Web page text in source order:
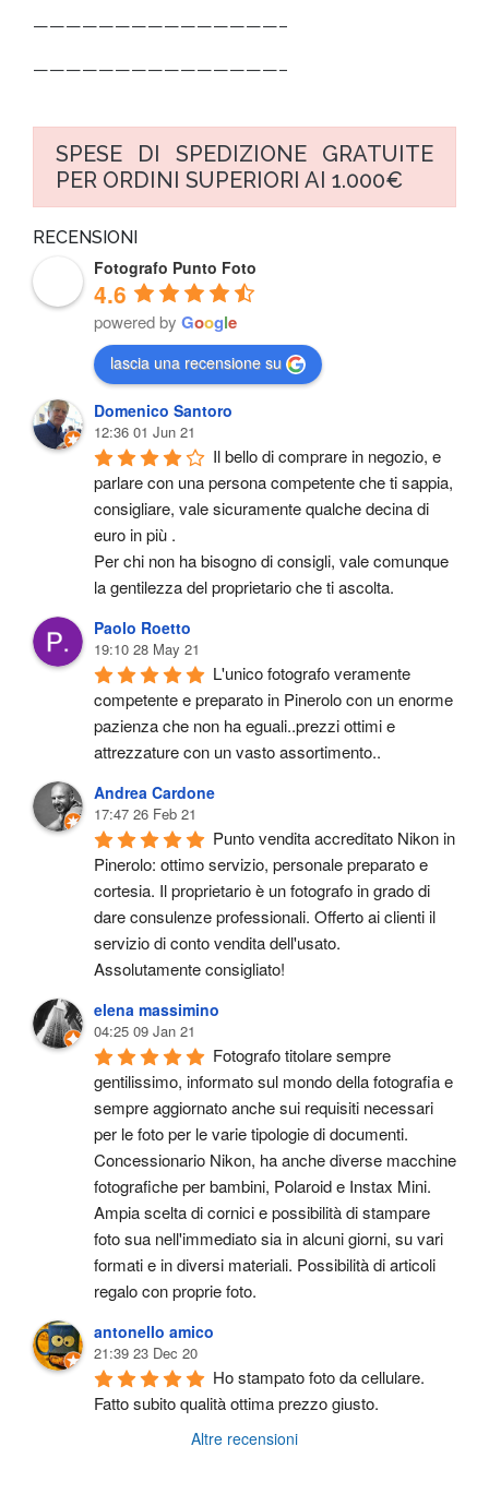
———————————————–
———————————————–
SPESE DI SPEDIZIONE GRATUITE
PER ORDINI SUPERIORI AI 1.000€
RECENSIONI
Fotografo Punto Foto
4.6
powered by Google
lascia una recensione su
Domenico Santoro
12:36 01 Jun 21
Il bello di comprare in negozio, e
parlare con una persona competente che ti sappia,
consigliare, vale sicuramente qualche decina di
euro in più .
Per chi non ha bisogno di consigli, vale comunque
la gentilezza del proprietario che ti ascolta.
Paolo Roetto
19:10 28 May 21
L'unico fotografo veramente
competente e preparato in Pinerolo con un enorme
pazienza che non ha eguali..prezzi ottimi e
attrezzature con un vasto assortimento..
Andrea Cardone
17:47 26 Feb 21
Punto vendita accreditato Nikon in
Pinerolo: ottimo servizio, personale preparato e
cortesia. Il proprietario è un fotografo in grado di
dare consulenze professionali. Offerto ai clienti il
servizio di conto vendita dell'usato.
Assolutamente consigliato!
elena massimino
04:25 09 Jan 21
Fotografo titolare sempre
gentilissimo, informato sul mondo della fotografia e
sempre aggiornato anche sui requisiti necessari
per le foto per le varie tipologie di documenti.
Concessionario Nikon, ha anche diverse macchine
fotografiche per bambini, Polaroid e Instax Mini.
Ampia scelta di cornici e possibilità di stampare
foto sua nell'immediato sia in alcuni giorni, su vari
formati e in diversi materiali. Possibilità di articoli
regalo con proprie foto.
antonello amico
21:39 23 Dec 20
Ho stampato foto da cellulare.
Fatto subito qualità ottima prezzo giusto.
Altre recensioni